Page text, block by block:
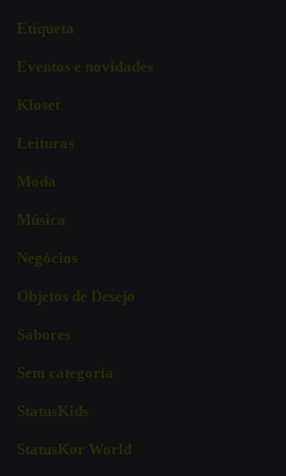
Etiqueta
Eventos e novidades
Kloset
Leituras
Moda
Música
Negócios
Objetos de Desejo
Sabores
Sem categoria
StatusKids
StatusKor World